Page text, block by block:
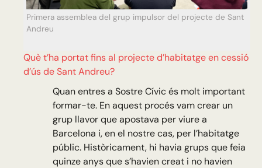
Primera assemblea del grup impulsor del projecte de Sant
Andreu
Què t’ha portat fins al projecte d’habitatge en cessió
d’ús de Sant Andreu?
Quan entres a Sostre Cívic és molt important
formar-te. En aquest procés vam crear un
grup llavor que apostava per viure a
Barcelona i, en el nostre cas, per l’habitatge
públic. Històricament, hi havia grups que feia
quinze anys que s’havien creat i no havien